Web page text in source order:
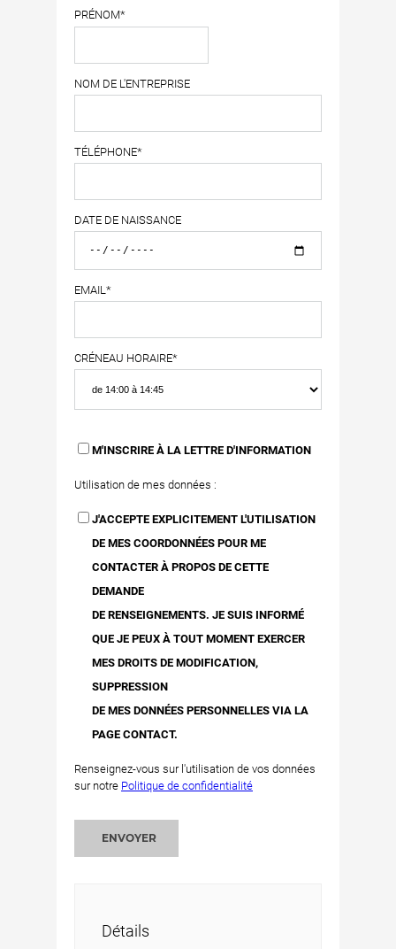
PRÉNOM*
NOM DE L'ENTREPRISE
TÉLÉPHONE*
DATE DE NAISSANCE
EMAIL*
CRÉNEAU HORAIRE*
M'INSCRIRE À LA LETTRE D'INFORMATION
Utilisation de mes données :
J'ACCEPTE EXPLICITEMENT L'UTILISATION
DE MES COORDONNÉES POUR ME
CONTACTER À PROPOS DE CETTE
DEMANDE
DE RENSEIGNEMENTS. JE SUIS INFORMÉ
QUE JE PEUX À TOUT MOMENT EXERCER
MES DROITS DE MODIFICATION,
SUPPRESSION
DE MES DONNÉES PERSONNELLES VIA LA
PAGE CONTACT.
Renseignez-vous sur l'utilisation de vos données
sur notre Politique de confidentialité
ENVOYER
Détails